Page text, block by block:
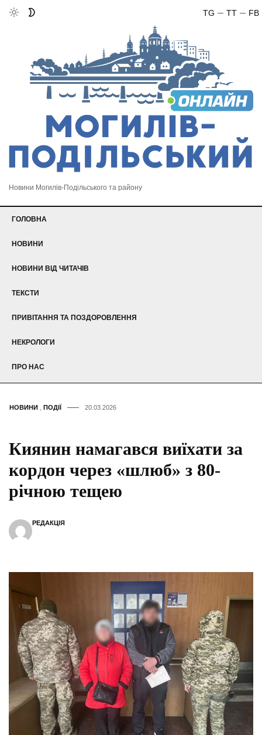
FB
TT
TG
Новини Могилів-Подільського та району
ГОЛОВНА
НОВИНИ
НОВИНИ ВІД ЧИТАЧІВ
ТЕКСТИ
ПРИВІТАННЯ ТА ПОЗДОРОВЛЕННЯ
НЕКРОЛОГИ
ПРО НАС
НОВИНИ ПОДІЇ 20.03.2026
Киянин намагався виїхати за
кордон через «шлюб» з 80-
річною тещею
РЕДАКЦІЯ